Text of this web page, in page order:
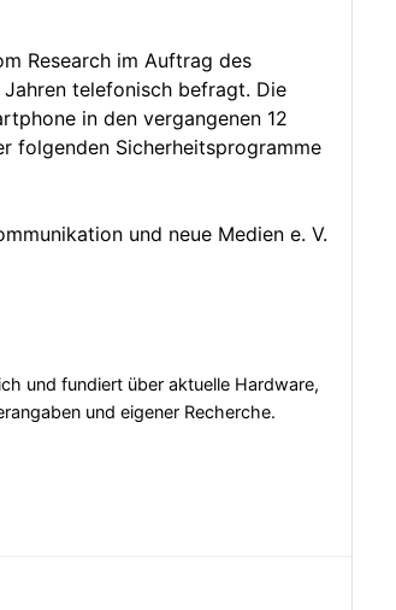
Research im Auftrag des
telefonisch befragt. Die
in den vergangenen 12
folgenden Sicherheitsprogramme
und neue Medien e. V.
und fundiert über aktuelle Hardware,
und eigener Recherche.